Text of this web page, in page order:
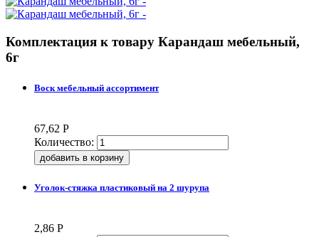
Комплектация к товару Карандаш мебельный,
6г
Воск мебельный ассортимент
67,62 Р
Количество:
Уголок-стяжка пластиковый на 2 шурупа
2,86 Р